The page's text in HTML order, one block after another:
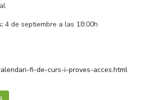
4 de septiembre a las 18:00h
fi-de-curs-i-proves-acces.html